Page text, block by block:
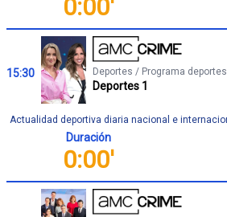
0:00'
15:30 Deportes / Programa deportes
Deportes 1
Actualidad deportiva diaria nacional e
Duración
0:00'